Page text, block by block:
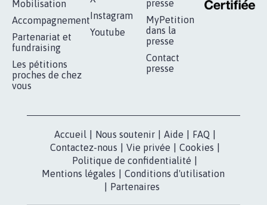
Mobilisation
Accompagnement
Partenariat et
fundraising
Les pétitions
proches de chez
vous
Instagram
Youtube
presse
MyPetition
dans la
presse
Contact
presse
Accueil Nous soutenir Aide FAQ
Contactez-nous
Vie privée Cookies
Politique de confidentialité
Mentions légales
Conditions d'utilisation
Partenaires